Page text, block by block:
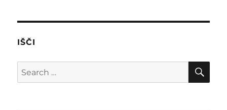
IŠČI
Search
for: